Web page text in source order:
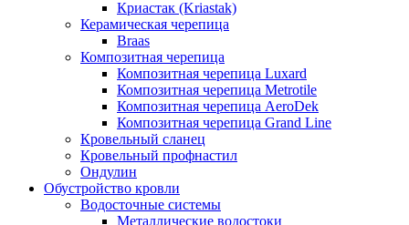
Криастак (Kriastak)
Керамическая черепица
Braas
Композитная черепица
Композитная черепица Luxard
Композитная черепица Metrotile
Композитная черепица AeroDek
Композитная черепица Grand Line
Кровельный сланец
Кровельный профнастил
Ондулин
Обустройство кровли
Водосточные системы
Металлические водостоки